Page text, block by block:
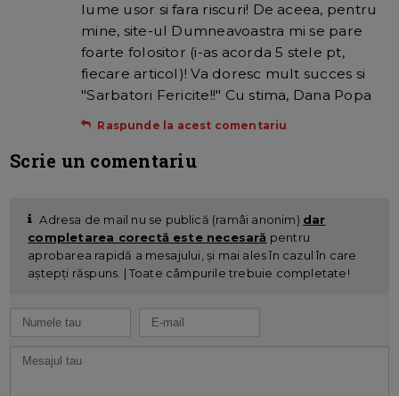
lume usor si fara riscuri! De aceea, pentru
mine, site-ul Dumneavoastra mi se pare
foarte folositor (i-as acorda 5 stele pt,
fiecare articol)! Va doresc mult succes si
"Sarbatori Fericite!!" Cu stima, Dana Popa
Raspunde la acest comentariu
Scrie un comentariu
Adresa de mail nu se publică (ramâi anonim) dar
completarea corectă este necesară pentru
aprobarea rapidă a mesajului, și mai ales în cazul în care
aștepți răspuns. | Toate câmpurile trebuie completate!